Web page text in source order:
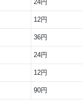
24円
12円
36円
24円
12円
90円